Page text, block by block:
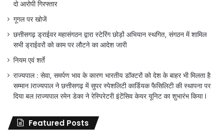
दो आरोपी गिरफ्तार
गूगल पर खोजें
छत्तीसगढ़ ड्राईवर महासंगठन द्वारा स्टेरिंग छोड़ों अभियान स्थगित, संगठन में शामिल
सभी ड्राईवरों को काम पर लौटने का आदेश जारी
नियम एवं शर्ते
राज्यपाल : सेवा, समर्पण भाव के कारण भारतीय डॉक्टरों को देश के बाहर भी मिलता है
सम्मान lराज्यपाल ने छत्तीसगढ़ में सुपर स्पेशलिटी कार्डियक फैसिलिटी की स्थापना पर
दिया बल lराज्यपाल रमेन डेका ने रेस्पिरेटरी इंटेंसिव केयर यूनिट का शुभारंभ किया l
Featured Posts